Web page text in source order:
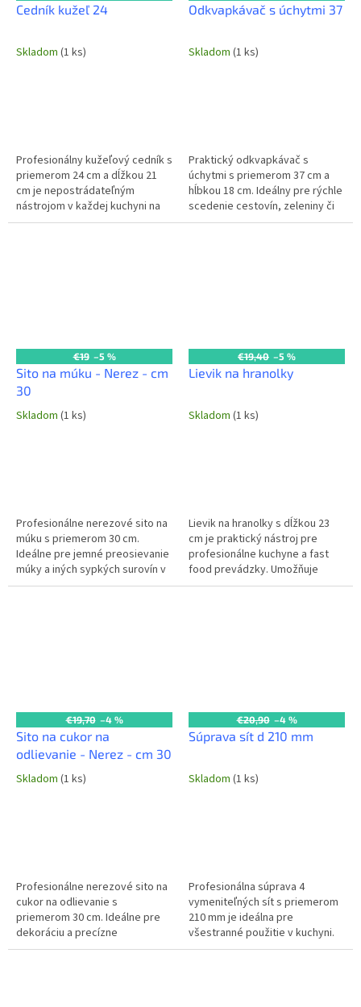
Cedník kužeľ 24
Skladom (1 ks)
Profesionálny kužeľový cedník s
priemerom 24 cm a dĺžkou 21
cm je nepostrádateľným
nástrojom v každej kuchyni na
umývanie zeleniny, ovocia,
Odkvapkávač s úchytmi 37
Skladom (1 ks)
Praktický odkvapkávač s
úchytmi s priemerom 37 cm a
hĺbkou 18 cm. Ideálny pre rýchle
scedenie cestovín, zeleniny či
ovocia v každej komerčnej
€19 –5 %
Sito na múku - Nerez - cm
30
Skladom (1 ks)
Profesionálne nerezové sito na
múku s priemerom 30 cm.
Ideálne pre jemné preosievanie
múky a iných sypkých surovín v
každej komerčnej kuchyni a
€19,40 –5 %
Lievik na hranolky
Skladom (1 ks)
Lievik na hranolky s dĺžkou 23
cm je praktický nástroj pre
profesionálne kuchyne a fast
food prevádzky. Umožňuje
jednoduché a rýchle plnenie
€19,70 –4 %
Sito na cukor na
odlievanie - Nerez - cm 30
Skladom (1 ks)
Profesionálne nerezové sito na
cukor na odlievanie s
priemerom 30 cm. Ideálne pre
dekoráciu a precízne
dávkovanie cukru v každej
€20,90 –4 %
Súprava sít d 210 mm
Skladom (1 ks)
Profesionálna súprava 4
vymeniteľných sít s priemerom
210 mm je ideálna pre
všestranné použitie v kuchyni.
Obsahuje sitá s rôznymi